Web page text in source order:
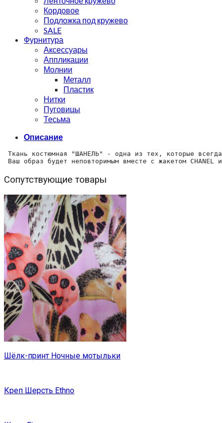
Кордовое
Подложка под кружево
SALE
Фурнитура
Аксессуары
Аппликации
Молнии
Металл
Пластик
Нитки
Пуговицы
Тесьма
Описание
Ткань костюмная "ШАНЕЛЬ" - одна из тех, которые
Ваш образ будет неповторимым вместе с жакетом
Сопутствующие товары
Шёлк-принт Ночные мотыльки
Креп Шерсть Ethno